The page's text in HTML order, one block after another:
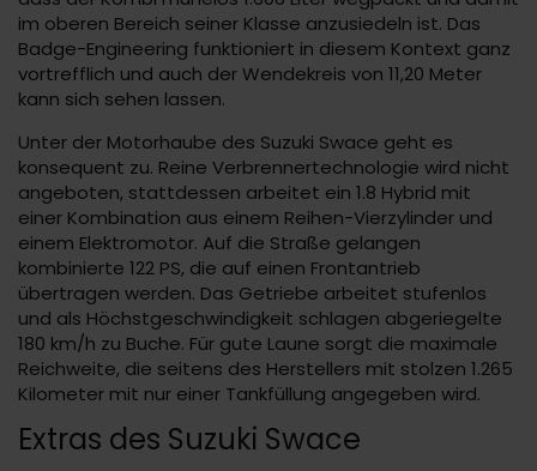
im oberen Bereich seiner Klasse anzusiedeln ist. Das
Badge-Engineering funktioniert in diesem Kontext ganz
vortrefflich und auch der Wendekreis von 11,20 Meter
kann sich sehen lassen.
Unter der Motorhaube des Suzuki Swace geht es
konsequent zu. Reine Verbrennertechnologie wird nicht
angeboten, stattdessen arbeitet ein 1.8 Hybrid mit
einer Kombination aus einem Reihen-Vierzylinder und
einem Elektromotor. Auf die Straße gelangen
kombinierte 122 PS, die auf einen Frontantrieb
übertragen werden. Das Getriebe arbeitet stufenlos
und als Höchstgeschwindigkeit schlagen abgeriegelte
180 km/h zu Buche. Für gute Laune sorgt die maximale
Reichweite, die seitens des Herstellers mit stolzen 1.265
Kilometer mit nur einer Tankfüllung angegeben wird.
Extras des Suzuki Swace